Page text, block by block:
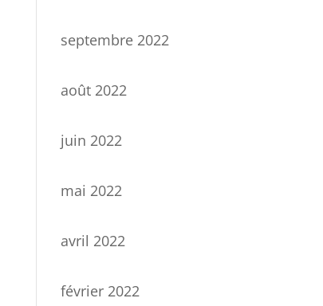
septembre 2022
août 2022
juin 2022
mai 2022
avril 2022
février 2022